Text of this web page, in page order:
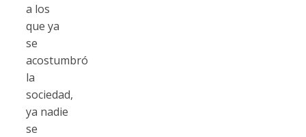
a los
que ya
se
acostumbró
la
sociedad,
ya nadie
se